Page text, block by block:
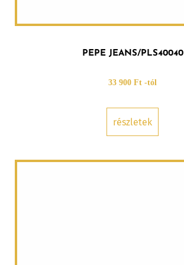
PEPE JEANS/PLS40040
33 900 Ft -tól
részletek